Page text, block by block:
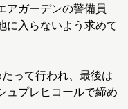
アガーデンの警備員
に入らないよう求めて
って行われ、最後は
ュプレヒコールで締め